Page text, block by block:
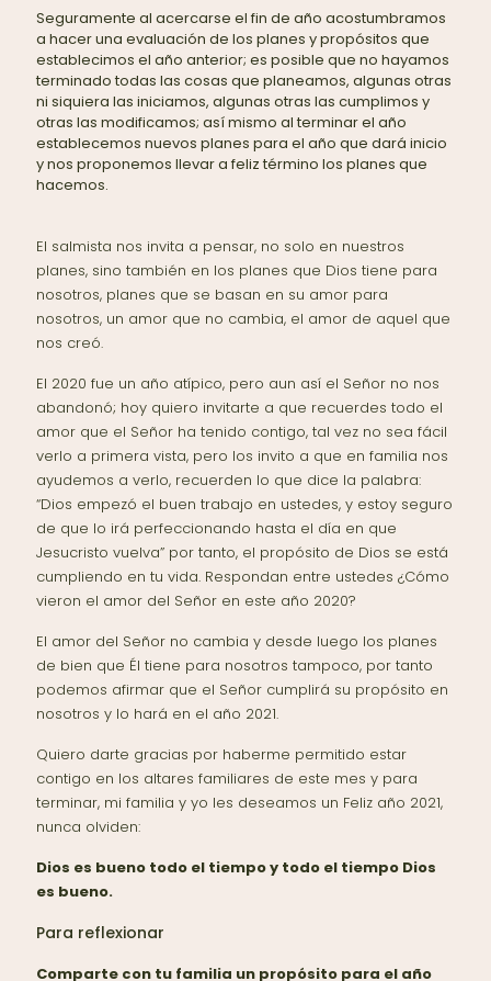
Seguramente al acercarse el fin de año acostumbramos
a hacer una evaluación de los planes y propósitos que
establecimos el año anterior; es posible que no hayamos
terminado todas las cosas que planeamos, algunas otras
ni siquiera las iniciamos, algunas otras las cumplimos y
otras las modificamos; así mismo al terminar el año
establecemos nuevos planes para el año que dará inicio
y nos proponemos llevar a feliz término los planes que
hacemos.
El salmista nos invita a pensar, no solo en nuestros
planes, sino también en los planes que Dios tiene para
nosotros, planes que se basan en su amor para
nosotros, un amor que no cambia, el amor de aquel que
nos creó.
El 2020 fue un año atípico, pero aun así el Señor no nos
abandonó; hoy quiero invitarte a que recuerdes todo el
amor que el Señor ha tenido contigo, tal vez no sea fácil
verlo a primera vista, pero los invito a que en familia nos
ayudemos a verlo, recuerden lo que dice la palabra:
“Dios empezó el buen trabajo en ustedes, y estoy seguro
de que lo irá perfeccionando hasta el día en que
Jesucristo vuelva” por tanto, el propósito de Dios se está
cumpliendo en tu vida. Respondan entre ustedes ¿Cómo
vieron el amor del Señor en este año 2020?
El amor del Señor no cambia y desde luego los planes
de bien que Él tiene para nosotros tampoco, por tanto
podemos afirmar que el Señor cumplirá su propósito en
nosotros y lo hará en el año 2021.
Quiero darte gracias por haberme permitido estar
contigo en los altares familiares de este mes y para
terminar, mi familia y yo les deseamos un Feliz año 2021,
nunca olviden:
Dios es bueno todo el tiempo y todo el tiempo Dios
es bueno.
Para reflexionar
Comparte con tu familia un propósito para el año